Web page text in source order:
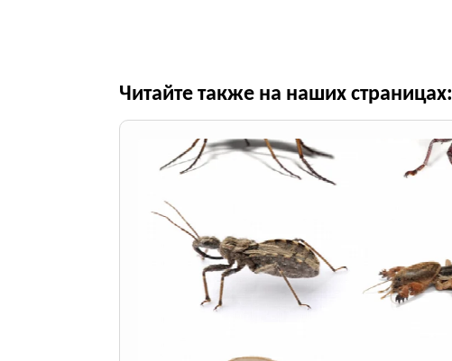
Читайте также на наших страницах: